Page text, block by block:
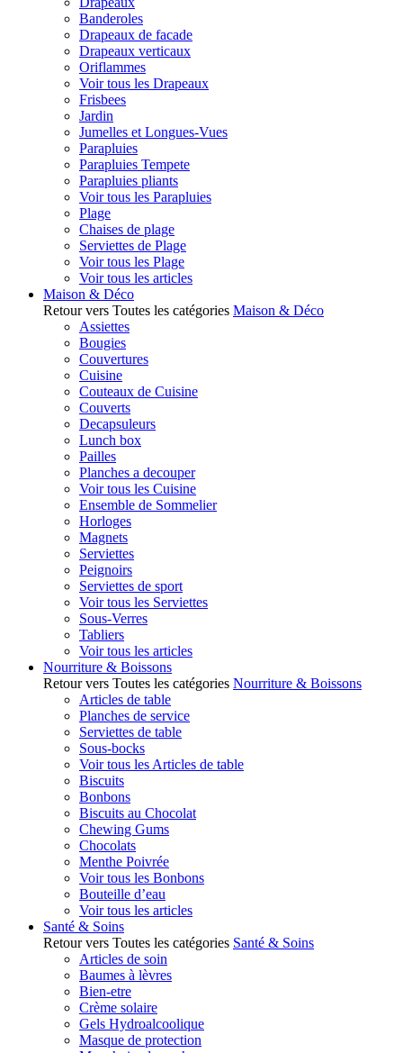
Banderoles
Drapeaux de facade
Drapeaux verticaux
Oriflammes
Voir tous les Drapeaux
Frisbees
Jardin
Jumelles et Longues-Vues
Parapluies
Parapluies Tempete
Parapluies pliants
Voir tous les Parapluies
Plage
Chaises de plage
Serviettes de Plage
Voir tous les Plage
Voir tous les articles
Maison & Déco
Retour vers Toutes les catégories Maison & Déco
Assiettes
Bougies
Couvertures
Cuisine
Couteaux de Cuisine
Couverts
Decapsuleurs
Lunch box
Pailles
Planches a decouper
Voir tous les Cuisine
Ensemble de Sommelier
Horloges
Magnets
Serviettes
Peignoirs
Serviettes de sport
Voir tous les Serviettes
Sous-Verres
Tabliers
Voir tous les articles
Nourriture & Boissons
Retour vers Toutes les catégories Nourriture & Boissons
Articles de table
Planches de service
Serviettes de table
Sous-bocks
Voir tous les Articles de table
Biscuits
Bonbons
Biscuits au Chocolat
Chewing Gums
Chocolats
Menthe Poivrée
Voir tous les Bonbons
Bouteille d’eau
Voir tous les articles
Santé & Soins
Retour vers Toutes les catégories Santé & Soins
Articles de soin
Baumes à lèvres
Bien-etre
Crème solaire
Gels Hydroalcoolique
Masque de protection